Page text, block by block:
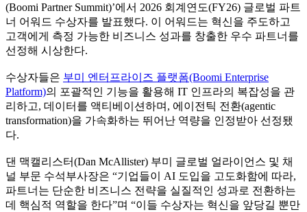
(Boomi Partner Summit)’에서 2026 회계연도(FY26) 글로벌 파트
너 어워드 수상자를 발표했다. 이 어워드는 혁신을 주도하고
고객에게 측정 가능한 비즈니스 성과를 창출한 우수 파트너를
선정해 시상한다.
수상자들은 부미 엔터프라이즈 플랫폼(Boomi Enterprise
Platform)의 포괄적인 기능을 활용해 IT 인프라의 복잡성을 관
리하고, 데이터를 액티베이션하며, 에이전틱 전환(agentic
transformation)을 가속화하는 뛰어난 역량을 인정받아 선정됐
다.
댄 맥캘리스터(Dan McAllister) 부미 글로벌 얼라이언스 및 채
널 부문 수석부사장은 “기업들이 AI 도입을 고도화함에 따라,
파트너는 단순한 비즈니스 전략을 실질적인 성과로 전환하는
데 핵심적 역할을 한다”며 “이들 수상자는 혁신을 앞당길 뿐만